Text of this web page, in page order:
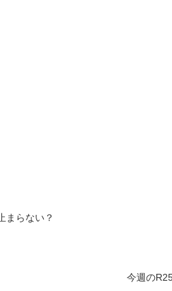
まらない？
今週の